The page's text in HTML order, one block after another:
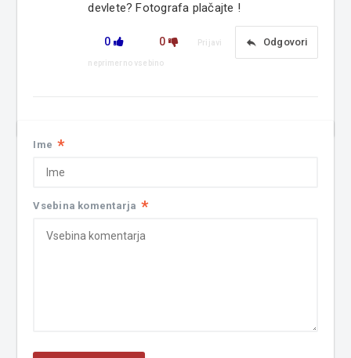
devlete? Fotografa plačajte !
0 0 reply Odgovori
Prijavi
neprimerno vsebino
Ime *
Vsebina komentarja *